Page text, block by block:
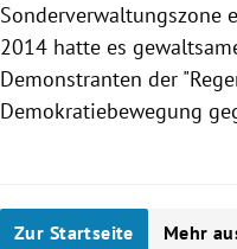
Sonderverwaltungszone
2014 hatte es
Demonstranten der
Demokratiebewegung
Zur Startseite Mehr